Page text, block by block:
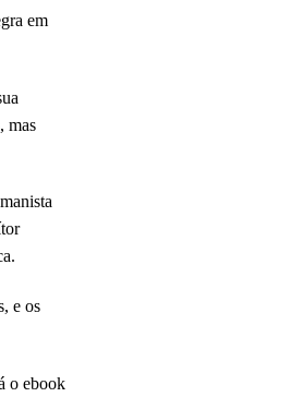
em
mas
e os
o ebook